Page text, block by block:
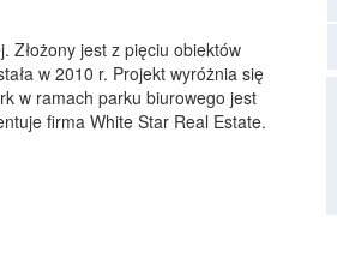
Złożony jest z pięciu obiektów
w 2010 r. Projekt wyróżnia się
w ramach parku biurowego jest
firma White Star Real Estate.